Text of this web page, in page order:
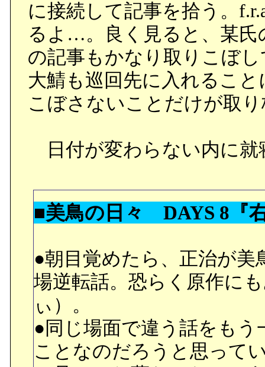
に接続して記事を拾う。
るよ…。良く見ると、某氏
の記事もかなり取りこぼ
大鯖も巡回先に入れるこ
こぼさないことだけが取
日付が変わらない内に就
■美鳥の日々 DAYS 8『
●朝目覚めたら、正治が
場逆転話。恐らく原作に
ぃ）。
●同じ場面で違う話をも
ことなのだろうと思って